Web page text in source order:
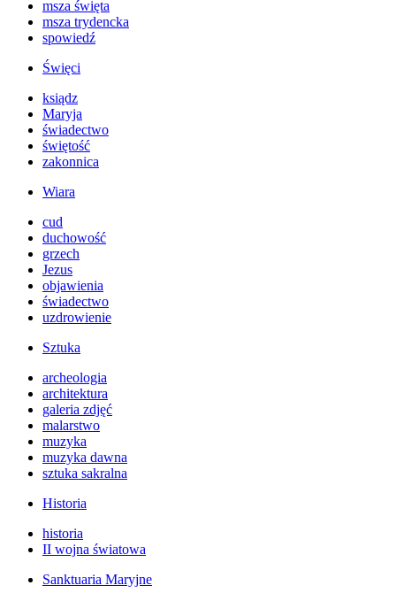
msza święta
msza trydencka
spowiedź
Święci
ksiądz
Maryja
świadectwo
świętość
zakonnica
Wiara
cud
duchowość
grzech
Jezus
objawienia
świadectwo
uzdrowienie
Sztuka
archeologia
architektura
galeria zdjęć
malarstwo
muzyka
muzyka dawna
sztuka sakralna
Historia
historia
II wojna światowa
Sanktuaria Maryjne